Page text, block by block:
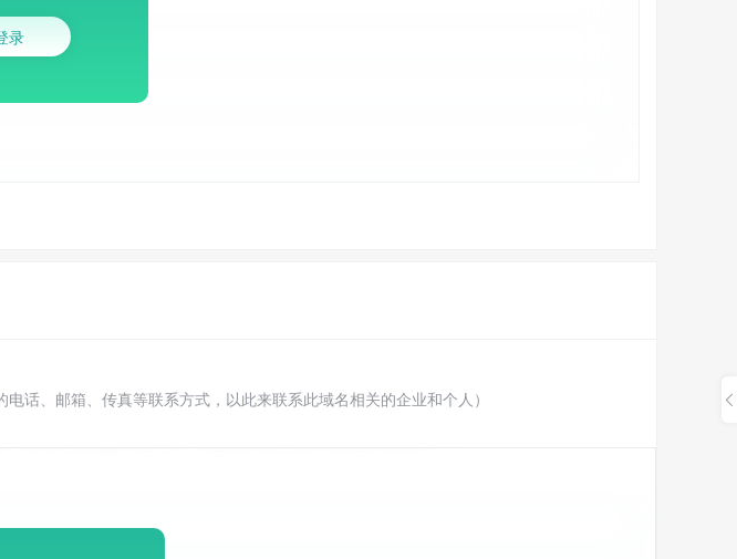
录
话、邮箱、传真等联系方式，以此来联系此域名相关的企业和个人） 